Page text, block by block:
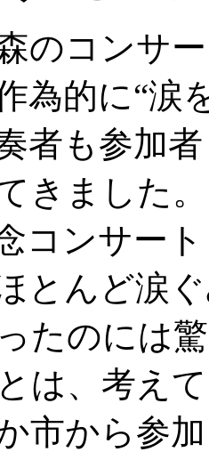
のコンサ
為的に“涙
者も参加
きました
コンサー
とんど涙
たのには
は、考え
市から参